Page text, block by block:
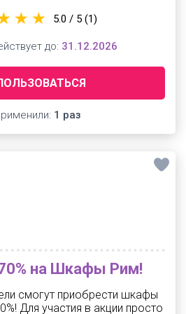
1 раз
5.0 / 5 (1)
до: 31.12.2026
на Шкафы Рим!
смогут приобрести шкафы
Для участия в акции просто